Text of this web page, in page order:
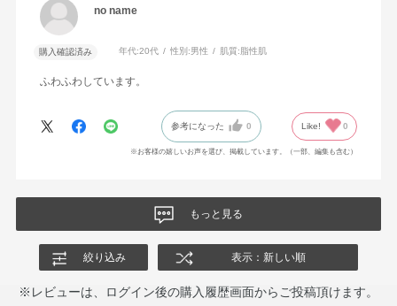
no name
購入確認済み 年代:20代 性別:男性 肌質: 脂性肌
ふわふわしています。
参考になった 0 Like! 0
※お客様の嬉しいお声を選び、掲載しています。（一部、編集も含む）
もっと見る
絞り込み 表示：新しい順
※レビューは、ログイン後の購入履歴画面からご投稿頂けます。